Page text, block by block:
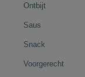
Ontbijt
Saus
Snack
Voorgerecht